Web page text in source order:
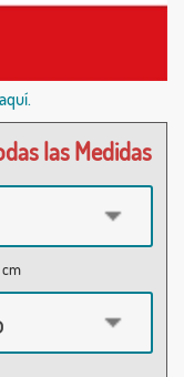
las Medidas
cm